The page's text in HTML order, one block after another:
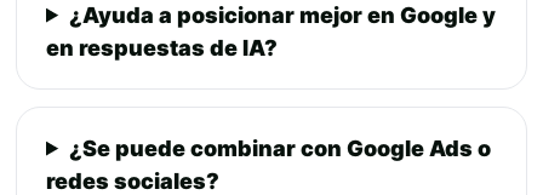
¿Ayuda a posicionar mejor en Google y
en respuestas de IA?
¿Se puede combinar con Google Ads o
redes sociales?